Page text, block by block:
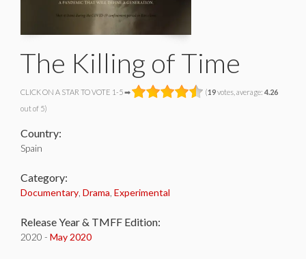
The Killing of Time
CLICK ON A STAR TO VOTE 1-5 ➡ (19votes, average: 4.26
out of 5)
Country:
Spain
Category:
Documentary Drama Experimental
Release Year & TMFF Edition:
2020 - May 2020